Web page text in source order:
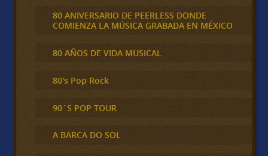
80 ANIVERSARIO DE PEERLESS DONDE
COMIENZA LA MÚSICA GRABADA EN MÉXICO
80 AÑOS DE VIDA MUSICAL
80's Pop Rock
90´S POP TOUR
A BARCA DO SOL